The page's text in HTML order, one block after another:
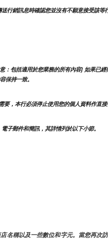
行銷訊息時確認您並沒有不願意接受該等
包括適用於您業務的所有內容] 如果已
保持一致。
要，本行必須停止使用您的個人資料作直
子郵件和簡訊，其詳情列於以下小節。
名稱以及一些數位和字元。當您再次